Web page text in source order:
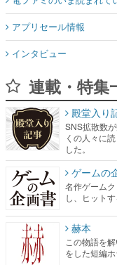
アプリセール情報
インタビュー
連載・特集
殿堂入り
SNS拡散数
くの人々に
した。
ゲームの
名作ゲーム
し、ヒット
赫本
この物語を
をした短編ホ